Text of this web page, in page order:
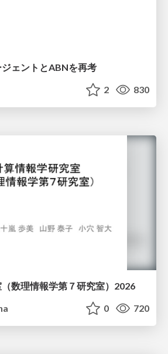
ェントとABNを再考
2 830
数理情報学第７研究室）2026
0 720